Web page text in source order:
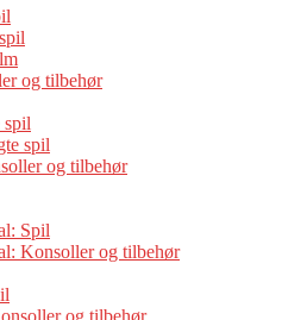
og tilbehør
spil
spil
og tilbehør
Spil
Konsoller og tilbehør